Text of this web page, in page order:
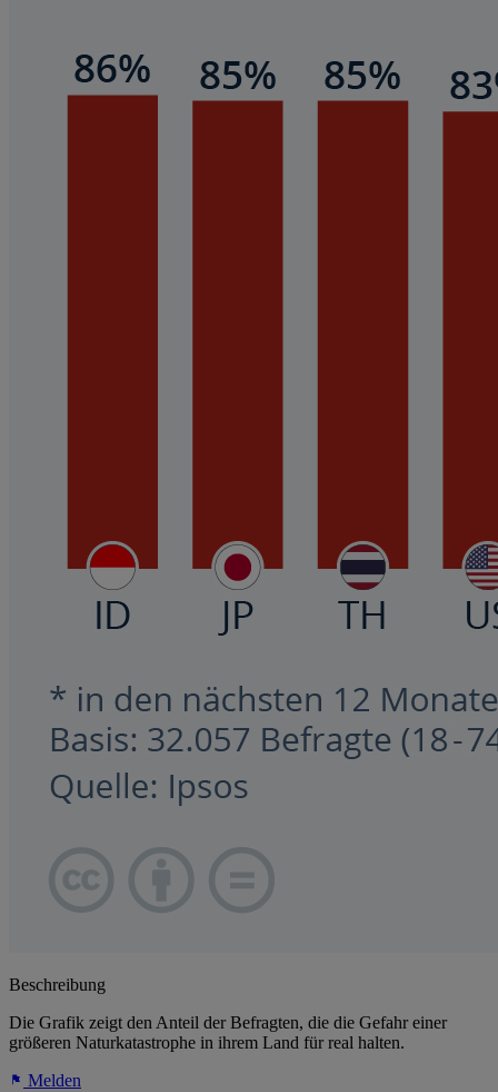
Beschreibung
Die Grafik zeigt den Anteil der Befragten, die die Gefahr einer
größeren Naturkatastrophe in ihrem Land für real halten.
Melden